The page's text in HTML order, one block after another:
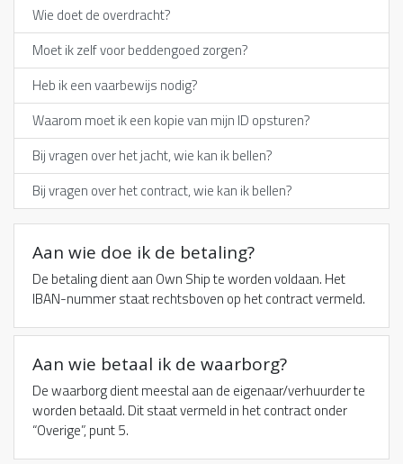
Wie doet de overdracht?
Moet ik zelf voor beddengoed zorgen?
Heb ik een vaarbewijs nodig?
Waarom moet ik een kopie van mijn ID opsturen?
Bij vragen over het jacht, wie kan ik bellen?
Bij vragen over het contract, wie kan ik bellen?
Aan wie doe ik de betaling?
De betaling dient aan Own Ship te worden voldaan. Het
IBAN-nummer staat rechtsboven op het contract vermeld.
Aan wie betaal ik de waarborg?
De waarborg dient meestal aan de eigenaar/verhuurder te
worden betaald. Dit staat vermeld in het contract onder
“Overige”,punt 5.